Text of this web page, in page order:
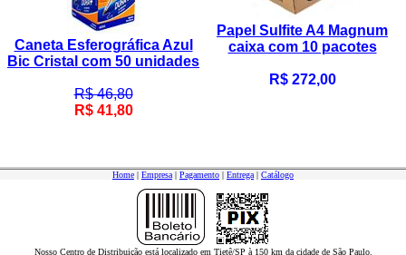
Caneta Esferográfica Azul
Bic Cristal com 50 unidades
R$ 46,80
R$ 41,80
Papel Sulfite A4 Magnum
caixa com 10 pacotes
R$ 272,00
Home | Empresa| Pagamento | Entrega| Catálogo
Nosso Centro de Distribuição está localizado em Tietê/SP à 150 km da cidade de São Paulo.